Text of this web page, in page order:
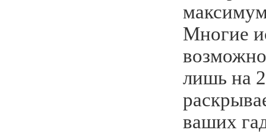
Многие
лишь на
ваших